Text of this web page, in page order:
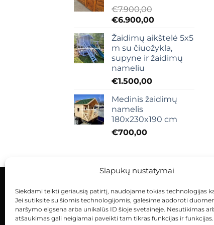
Slapukų nustatymai
Siekdami teikti geriausią patirtį, naudojame tokias technologijas
Jei sutiksite su šiomis technologijomis, galėsime apdoroti
naršymo elgsena arba unikalūs ID šioje svetainėje. Nesutikimas
atšaukimas gali neigiamai paveikti tam tikras funkcijas ir funkcijas.
€7.900,00
Original
was:
€7.900,00.
€6.900,00Current
is:
€6.900,00.
Žaidimų aikštelė 5x5
m su čiuožykla,
supyne ir žaidimų
nameliu
€1.500,00
Medinis žaidimų
namelis
180x230x190 cm
€700,00
KONTAKTAI INDIVIDUALŪS